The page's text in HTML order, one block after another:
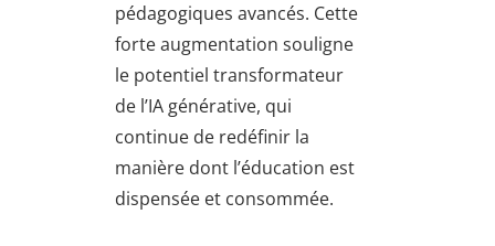
pédagogiques avancés. Cette
forte augmentation souligne
le potentiel transformateur
de l’IA générative, qui
continue de redéfinir la
manière dont l’éducation est
dispensée et consommée.